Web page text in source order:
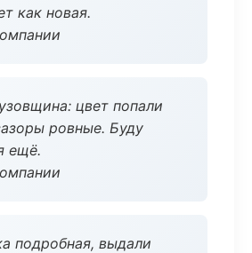
как новая.
цвет попали
ровные. Буду
ещё.
подробная, выдали